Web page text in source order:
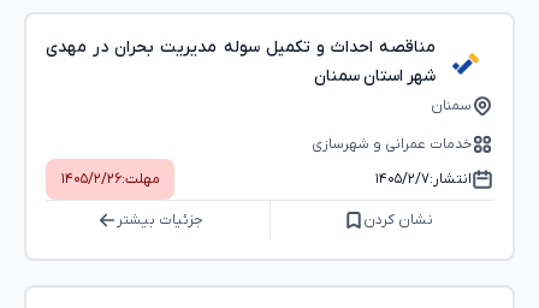
مناقصه احداث و تکمیل سوله مدیریت بحران در مهدی
شهر استان سمنان
سمنان
خدمات عمرانی و شهرسازی
انتشار:۱۴۰۵/۲/۷ مهلت:۱۴۰۵/۲/۲۶
نشان کردن جزئیات بیشتر